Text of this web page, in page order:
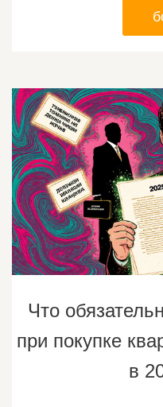
Что
при покупке
в